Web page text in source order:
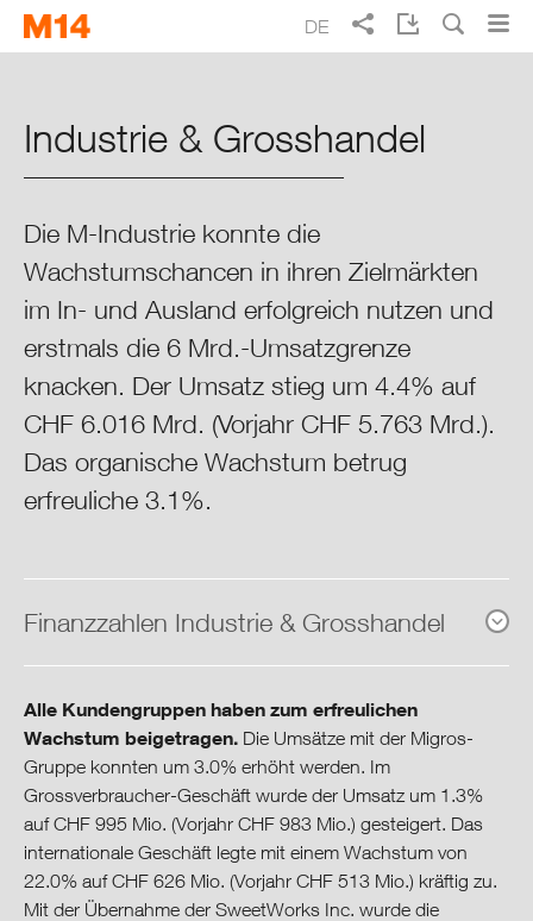
Skip
to
Skip
to
Täglich besser leben
Bericht der Präsidenten
Highlights 2014
Ausgewählte Kennzahlen 2014
Strategische Geschäftsfelder
Handel
Finanzdienst­leistungen
Reisen
Shared Services
DE
Industrie & Grosshandel
Die M-Industrie konnte die
Wachstumschancen in ihren Zielmärkten
im In- und Ausland erfolgreich nutzen und
erstmals die 6 Mrd.-Umsatzgrenze
knacken. Der Umsatz stieg um 4.4% auf
CHF 6.016 Mrd. (Vorjahr CHF 5.763 Mrd.).
Das organische Wachstum betrug
erfreuliche 3.1%.
Finanzzahlen Industrie & Grosshandel
Alle Kundengruppen haben zum erfreulichen
Wachstum beigetragen. Die Umsätze mit der Migros-
Gruppe konnten um 3.0% erhöht werden. Im
Grossverbraucher-Geschäft wurde der Umsatz um 1.3%
auf CHF 995 Mio. (Vorjahr CHF 983 Mio.) gesteigert. Das
internationale Geschäft legte mit einem Wachstum von
22.0% auf CHF 626 Mio. (Vorjahr CHF 513 Mio.) kräftig zu.
Mit der Übernahme der SweetWorks Inc. wurde die